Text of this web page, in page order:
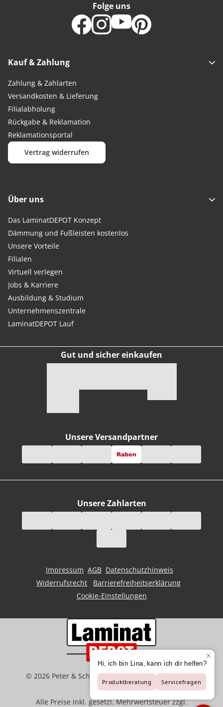
Kauf & Zahlung
Zahlung & Zahlarten
Versandkosten & Lieferung
Filialabholung
Rückgabe & Reklamation
Reklamationsportal
Vertrag widerrufen
Folge uns
Über uns
Das LaminatDEPOT Konzept
Dämmung und Fußleisten kostenlos
Unsere Vorteile
Filialen
Virtuell verlegen
Jobs & Karriere
Ausbildung & Studium
Unternehmenszentrale
LaminatDEPOT Lauf
Gut und sicher einkaufen
Unsere Zahlarten
Unsere Versandpartner
Impressum AGB Datenschutzhinweis
Widerrufsrecht
Barrierefreiheitserklärung
Cookie-Einstellungen
©2026 Peter & Schaffart GmbH | Der Spezialist für
Bodenbeläge
Alle Preise inkl. gesetzl. Mehrwertsteuer zzgl.